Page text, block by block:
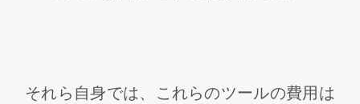
それら自身では、これらのツールの費用は